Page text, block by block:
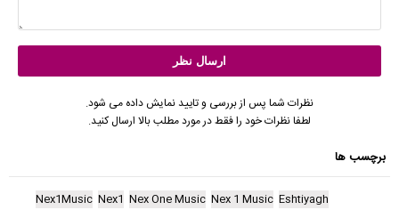
نظرات شما پس از بررسی و تایید نمایش داده می شود.
لطفا نظرات خود را فقط در مورد مطلب بالا ارسال کنید.
برچسب ها
Eshtiyagh
Nex 1 Music
Nex One Music
Nex1
Nex1Music